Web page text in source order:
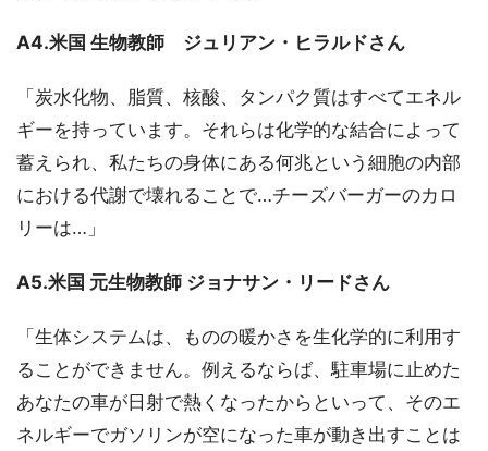
A4.米国 生物教師 ジュリアン・ヒラルドさん
「炭水化物、脂質、核酸、タンパク質はすべてエネル
ギーを持っています。それらは化学的な結合によって
蓄えられ、私たちの身体にある何兆という細胞の内部
における代謝で壊れることで…チーズバーガーのカロ
リーは…」
A5.米国 元生物教師 ジョナサン・リードさん
「生体システムは、ものの暖かさを生化学的に利用す
ることができません。例えるならば、駐車場に止めた
あなたの車が日射で熱くなったからといって、そのエ
ネルギーでガソリンが空になった車が動き出すことは